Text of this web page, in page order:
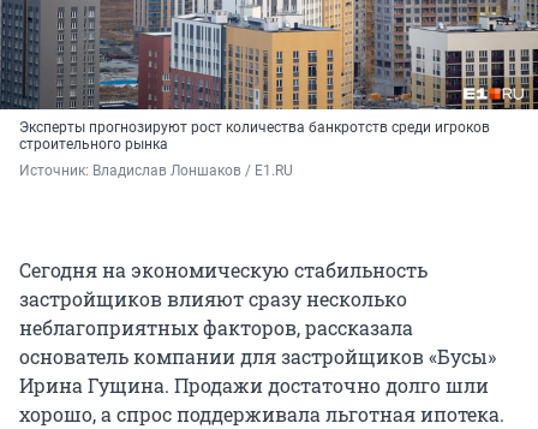
Эксперты прогнозируют рост количества банкротств среди игроков
строительного рынка
Источник: Владислав Лоншаков / E1.RU
Сегодня на экономическую стабильность
застройщиков влияют сразу несколько
неблагоприятных факторов, рассказала
основатель компании для застройщиков «Бусы»
Ирина Гущина. Продажи достаточно долго шли
хорошо, а спрос поддерживала льготная ипотека.